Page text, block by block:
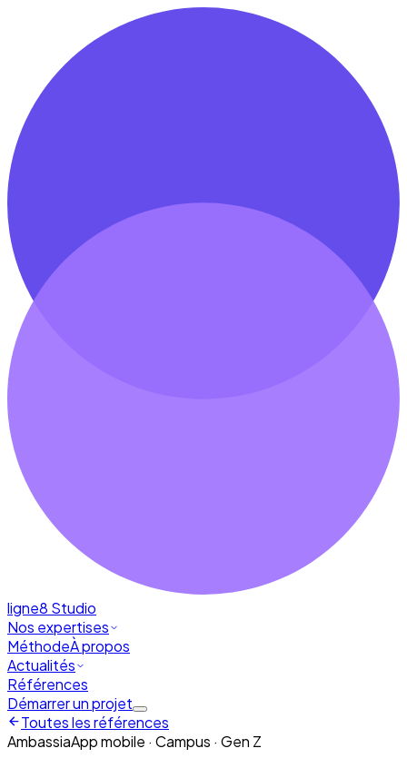
ligne8 Studio
Nos expertises
MéthodeÀ propos
Actualités
Références
Démarrer un projet
Toutes les références
AmbassiaApp mobile · Campus · Gen Z